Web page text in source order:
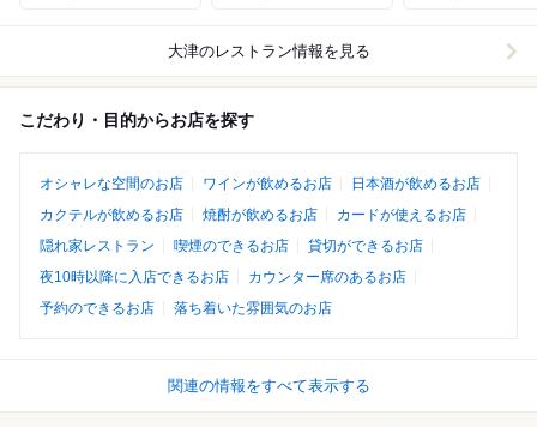
大津のレストラン情報を見る
こだわり・目的からお店を探す
オシャレな空間のお店 ワインが飲めるお店
日本酒が飲めるお店
カクテルが飲めるお店
焼酎が飲めるお店
カードが使えるお店
隠れ家レストラン
喫煙のできるお店
貸切ができるお店
夜10時以降に入店できるお店
カウンター席のあるお店
予約のできるお店
落ち着いた雰囲気のお店
関連の情報をすべて表示する